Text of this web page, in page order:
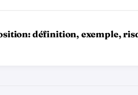
définition, exemple,